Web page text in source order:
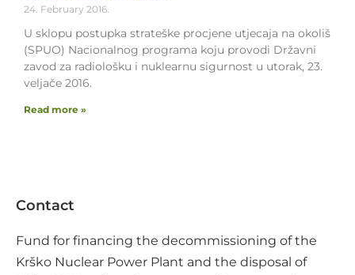
24. February 2016.
U sklopu postupka strateške procjene utjecaja na okoliš
(SPUO) Nacionalnog programa koju provodi Državni
zavod za radiološku i nuklearnu sigurnost u utorak, 23.
veljače 2016.
Read more »
Contact
Fund for financing the decommissioning of the
Krško Nuclear Power Plant and the disposal of